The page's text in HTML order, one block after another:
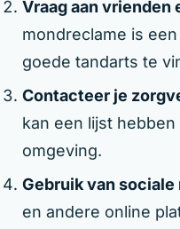
Vraag aan vrienden
mondreclame is
goede tandarts te
Contacteer je
kan een lijst
omgeving.
Gebruik van sociale
en andere online